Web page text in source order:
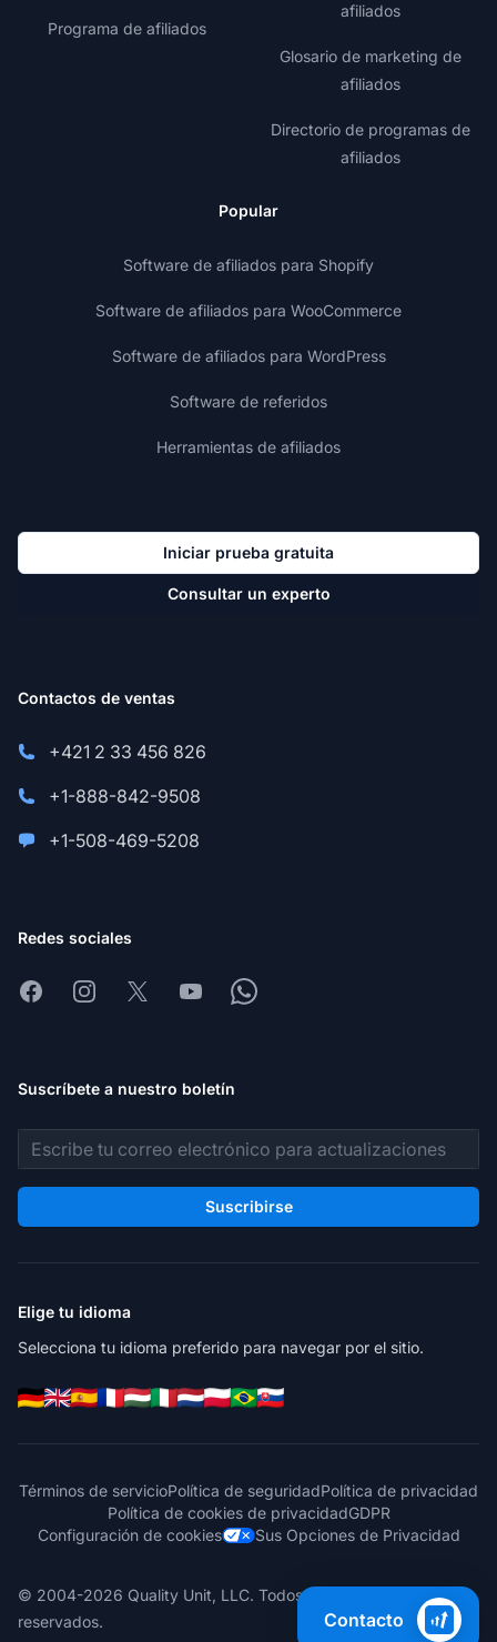
Programa de afiliados
afiliados
Glosario de marketing de
afiliados
Directorio de programas de
afiliados
Popular
Software de afiliados para Shopify
Software de afiliados para WooCommerce
Software de afiliados para WordPress
Software de referidos
Herramientas de afiliados
Iniciar prueba gratuita
Consultar un experto
Contactos de ventas
+421 2 33 456 826
+1-888-842-9508
+1-508-469-5208
Redes sociales
FacebookInstagram
X YoutubeWhatsapp
Suscríbete a nuestro boletín
Dirección de correo electrónico
Suscribirse
Elige tu idioma
Selecciona tu idioma preferido para navegar por el sitio.
Términos de servicioPolítica de seguridadPolítica de privacidad
Política de cookies de privacidadGDPR
Configuración de cookies
Sus Opciones de Privacidad
© 2004-2026 Quality Unit, LLC. Todos los derechos
reservados.
Contacto